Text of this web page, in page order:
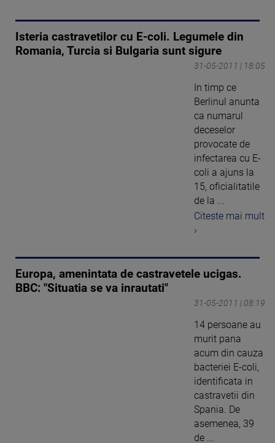
Isteria castravetilor cu E-coli. Legumele din
Romania, Turcia si Bulgaria sunt sigure
31-05-2011 | 18:05
In timp ce
Berlinul anunta
ca numarul
deceselor
provocate de
infectarea cu E-
coli a ajuns la
15, oficialitatile
de la ...
Citeste mai mult
›
Europa, amenintata de castravetele ucigas.
BBC: "Situatia se va inrautati"
31-05-2011 | 08:19
14 persoane au
murit pana
acum din cauza
bacteriei E-coli,
identificata in
castravetii din
Spania. De
asemenea, 39
de ...